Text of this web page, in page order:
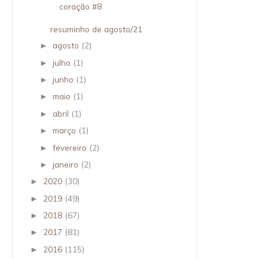
coração #8
resuminho de agosto/21
► agosto (2)
► julho (1)
► junho (1)
►maio (1)
► abril (1)
►março (1)
►fevereiro (2)
► janeiro (2)
► 2020 (30)
► 2019 (49)
► 2018 (67)
► 2017 (81)
► 2016 (115)